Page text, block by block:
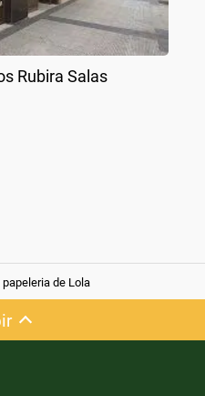
Rubira Salas
papeleria de Lola